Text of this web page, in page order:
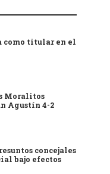
como titular en el
Moralitos
Agustín 4-2
concejales
bajo efectos